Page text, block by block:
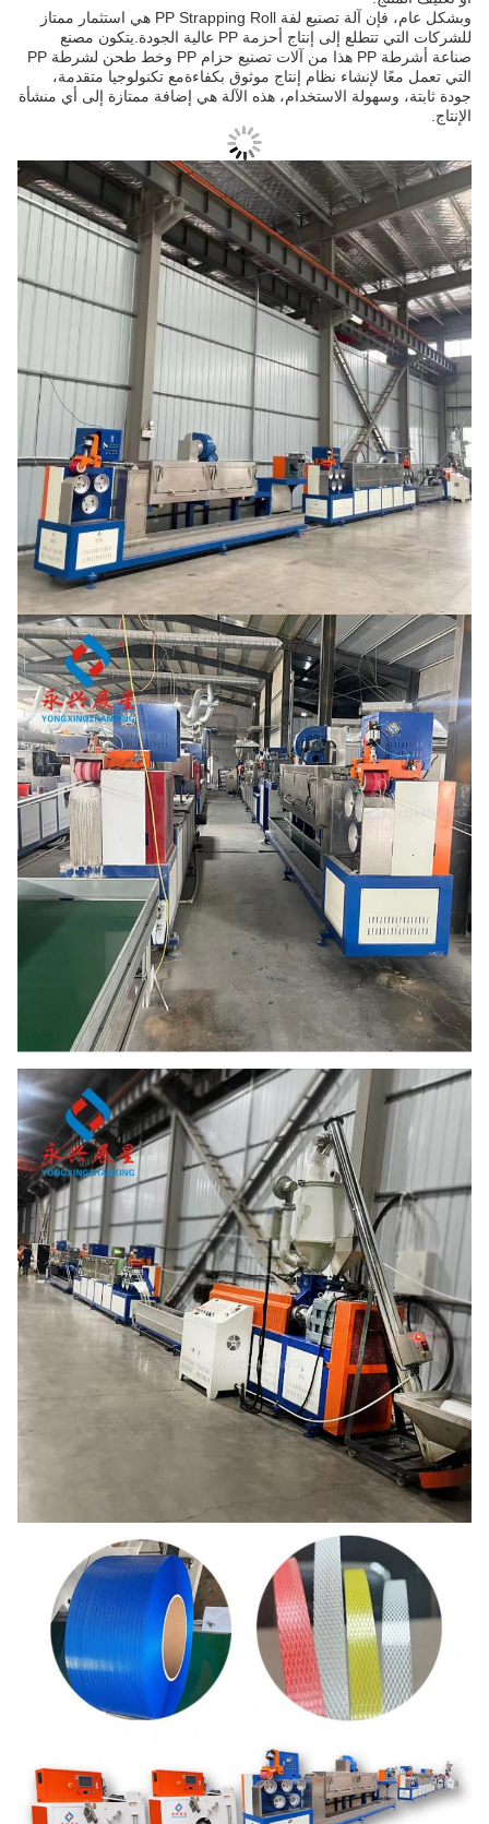
وبشكل عام، فإن آلة تصنيع لفة PP Strapping Roll هي استثمار ممتاز
للشركات التي تتطلع إلى إنتاج أحزمة PP عالية الجودة.يتكون مصنع
صناعة أشرطة PP هذا من آلات تصنيع حزام PP وخط طحن لشرطة PP
التي تعمل معًا لإنشاء نظام إنتاج موثوق بكفاءةمع تكنولوجيا متقدمة،
جودة ثابتة، وسهولة الاستخدام، هذه الآلة هي إضافة ممتازة إلى أي منشأة
الإنتاج.